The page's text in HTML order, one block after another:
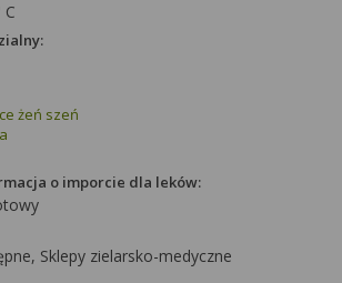
C
żeń szeń
o imporcie dla leków:
Sklepy zielarsko-medyczne